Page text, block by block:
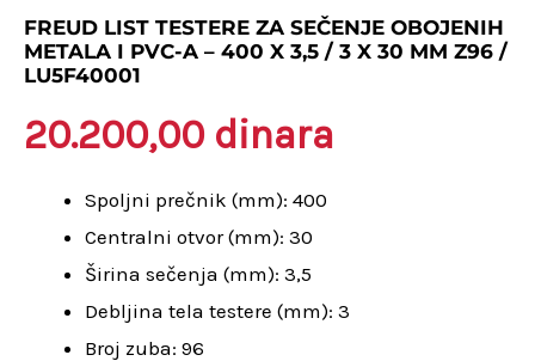
FREUD LIST TESTERE ZA SEČENJE OBOJENIH
METALA I PVC-A – 400 X 3,5 / 3 X 30 MM Z96 /
LU5F40001
20.200,00 dinara
Spoljni prečnik (mm): 400
Centralni otvor (mm): 30
Širina sečenja (mm): 3,5
Debljina tela testere (mm): 3
Broj zuba: 96
sečenje
obojenih
i